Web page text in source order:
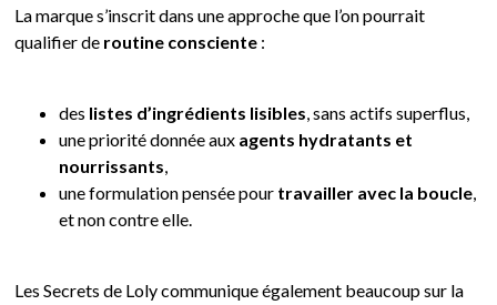
La marque s’inscrit dans une approche que l’on pourrait
qualifier de routine consciente :
des listes d’ingrédients lisibles, sans actifs superflus,
une priorité donnée aux agents hydratants et
nourrissants,
une formulation pensée pour travailler avec la boucle,
et non contre elle.
Les Secrets de Loly communique également beaucoup sur la